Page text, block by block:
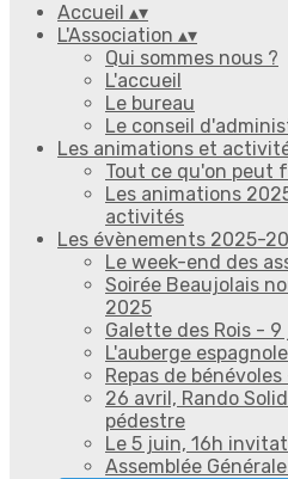
Accueil ▴▾
L'Association ▴▾
Qui sommes nous ?
L'accueil
Le bureau
Le conseil
Les animations et
Tout ce qu'on peut
Les animations
activités
Les évènements 2025-
Le week-end des
Soirée Beaujolais
2025
Galette des Rois -
L'auberge
Repas de
26 avril, Rando
pédestre
Le 5 juin, 16h
Assemblée